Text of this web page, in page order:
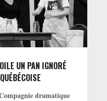
UN PAN IGNORÉ
dramatique